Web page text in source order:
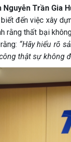
Nguyễn Trần Gia
đến việc xây
rằng thất bại
“Hãy hiểu rõ
thật sự không